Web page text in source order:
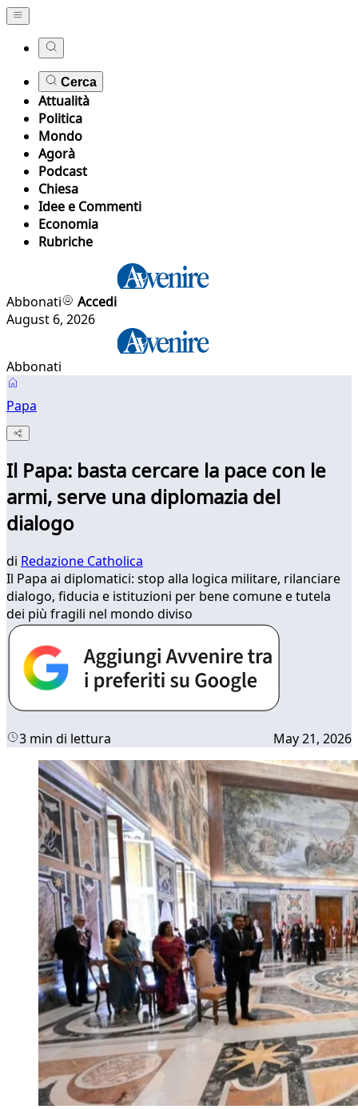
Cerca
Attualità
Politica
Mondo
Agorà
Podcast
Chiesa
Idee e Commenti
Economia
Rubriche
Abbonati
Accedi
August 6, 2026
Abbonati
Papa
Il Papa: basta cercare la pace con le
armi, serve una diplomazia del
dialogo
di Redazione Catholica
Il Papa ai diplomatici: stop alla logica militare, rilanciare
dialogo, fiducia e istituzioni per bene comune e tutela
dei più fragili nel mondo diviso
3 min di lettura May 21, 2026